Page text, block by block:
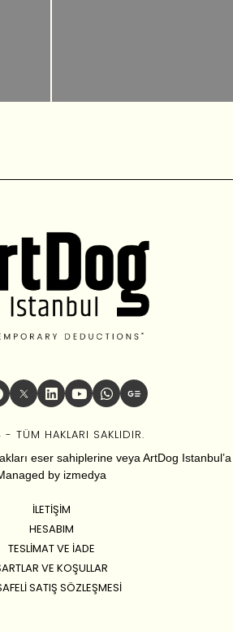
TÜM HAKLARI SAKLIDIR.
eser sahiplerine veya ArtDog Istanbul’a
by izmedya
İLETIŞIM
HESABIM
TESLIMAT VE İADE
VE KOŞULLAR
SATIŞ SÖZLEŞMESI